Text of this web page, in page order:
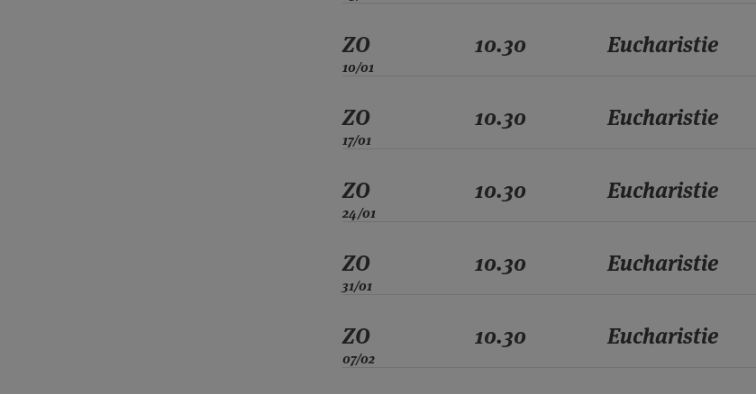
ZO
10/01
10.30 Eucharistie
ZO
17/01
10.30 Eucharistie
ZO
24/01
10.30 Eucharistie
ZO
31/01
10.30 Eucharistie
ZO
07/02
10.30 Eucharistie